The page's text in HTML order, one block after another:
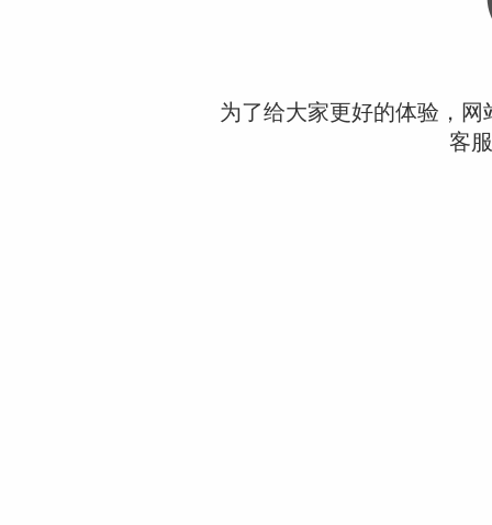
为了给大家更好的体验，
客